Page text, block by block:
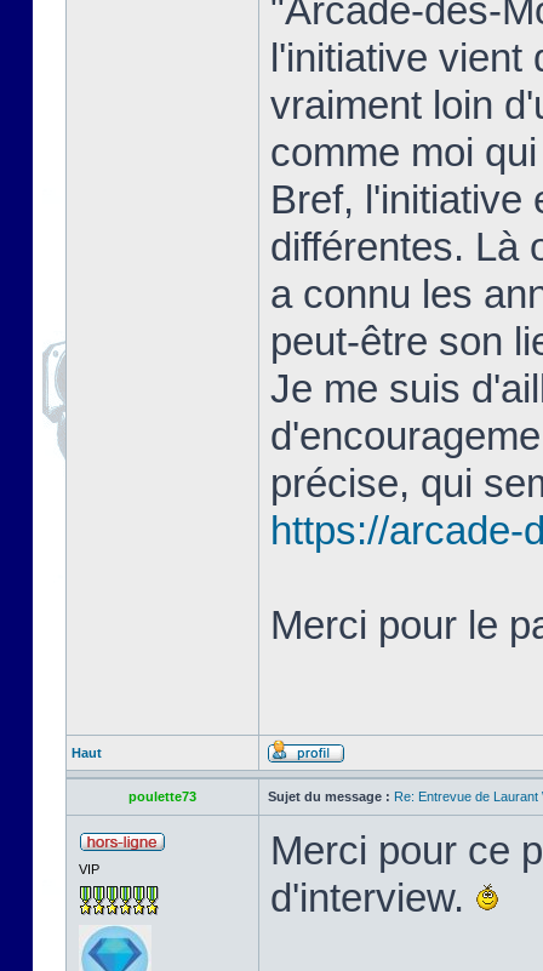
"Arcade-des-
l'initiative vient
vraiment loin
comme moi
Bref, l'initiative
différentes. Là
a connu les
peut-être son
Je me suis
précise, qui
https://arcade-
Merci pour le
Haut
poulette73 Sujet du message : Re: Entrevue de Laurant
VIP
Merci pour ce
d'interview.